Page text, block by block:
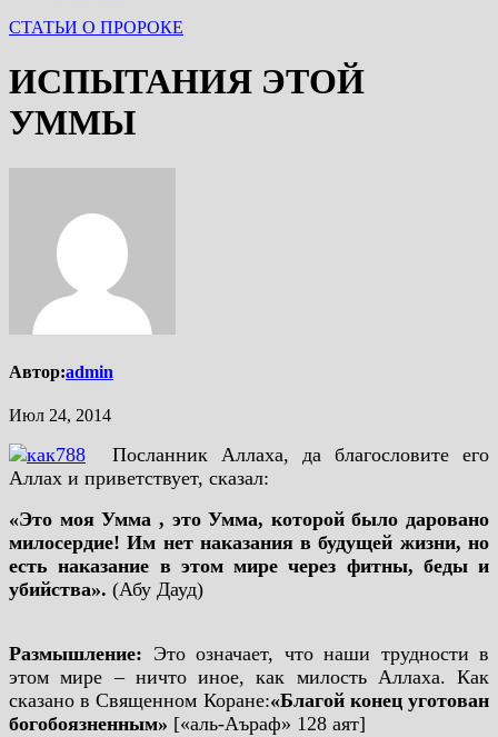
СТАТЬИ О ПРОРОКЕ
ИСПЫТАНИЯ ЭТОЙ
УММЫ
Автор:admin
Июл 24, 2014
Посланник Аллаха, да благословите его
Аллах и приветствует, сказал:
«Это моя Умма , это Умма, которой было даровано
милосердие! Им нет наказания в будущей жизни, но
есть наказание в этом мире через фитны, беды и
убийства». (Абу Дауд)
Размышление: Это означает, что наши трудности в
этом мире – ничто иное, как милость Аллаха. Как
сказано в Священном Коране:«Благой конец уготован
богобоязненным» [«аль-Аъраф» 128 аят]